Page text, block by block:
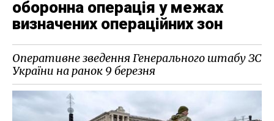
оборонна операція у межах
визначених операційних зон
Оперативне зведення Генерального штабу ЗС
України на ранок 9 березня